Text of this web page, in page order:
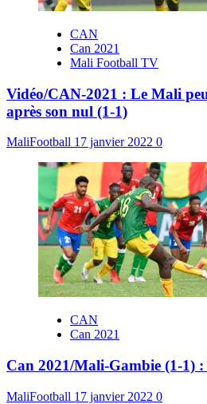
CAN
Can 2021
Mali Football TV
Vidéo/CAN-2021 : Le Mali
après son nul (1-1)
MaliFootball 17 janvier 2022 0
CAN
Can 2021
Can 2021/Mali-Gambie (1-1) :
MaliFootball 17 janvier 2022 0